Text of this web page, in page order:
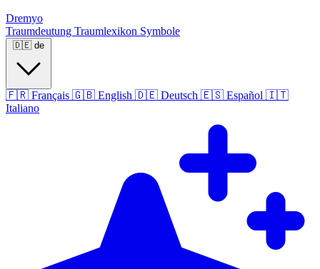
Dremyo
Traumdeutung Traumlexikon Symbole
🇩🇪 de
🇫🇷 Français 🇬🇧 English 🇩🇪 Deutsch 🇪🇸 Español 🇮🇹
Italiano